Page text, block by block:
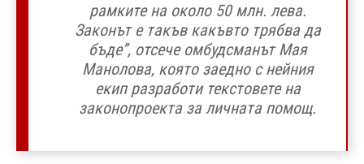
рамките на около 50 млн. лева.
Законът е такъв какъвто трябва да
бъде”, отсече омбудсманът Мая
Манолова, която заедно с нейния
екип разработи текстовете на
законопроекта за личната помощ.